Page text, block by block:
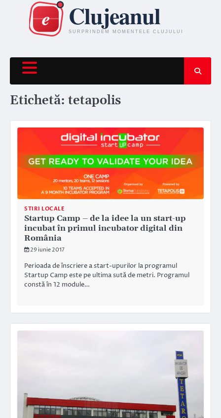
content
Etichetă: tetapolis
STIRI LOCALE
Startup Camp – de la idee la un start-up
incubat în primul incubator digital din
România
29 iunie 2017
Perioada de înscriere a start-upurilor la programul
Startup Camp este pe ultima sută de metri. Programul
constă în 12 module…